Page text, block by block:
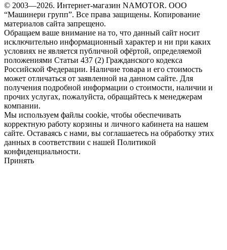
© 2003—2026. Интернет-магазин NAMOTOR. ООО
“Машинери групп”. Все права защищены. Копирование
материалов сайта запрещено.
Обращаем ваше внимание на то, что данный сайт носит
исключительно информационный характер и ни при каких
условиях не является публичной офёртой, определяемой
положениями Статьи 437 (2) Гражданского кодекса
Российской Федерации. Наличие товара и его стоимость
может отличаться от заявленной на данном сайте. Для
получения подробной информации о стоимости, наличии и
прочих услугах, пожалуйста, обращайтесь к менеджерам
компании.
Мы используем файлы cookie, чтобы обеспечивать
корректную работу корзины и личного кабинета на нашем
сайте. Оставаясь с нами, вы соглашаетесь на обработку этих
данных в соответствии с нашей Политикой
конфиденциальности.
Принять